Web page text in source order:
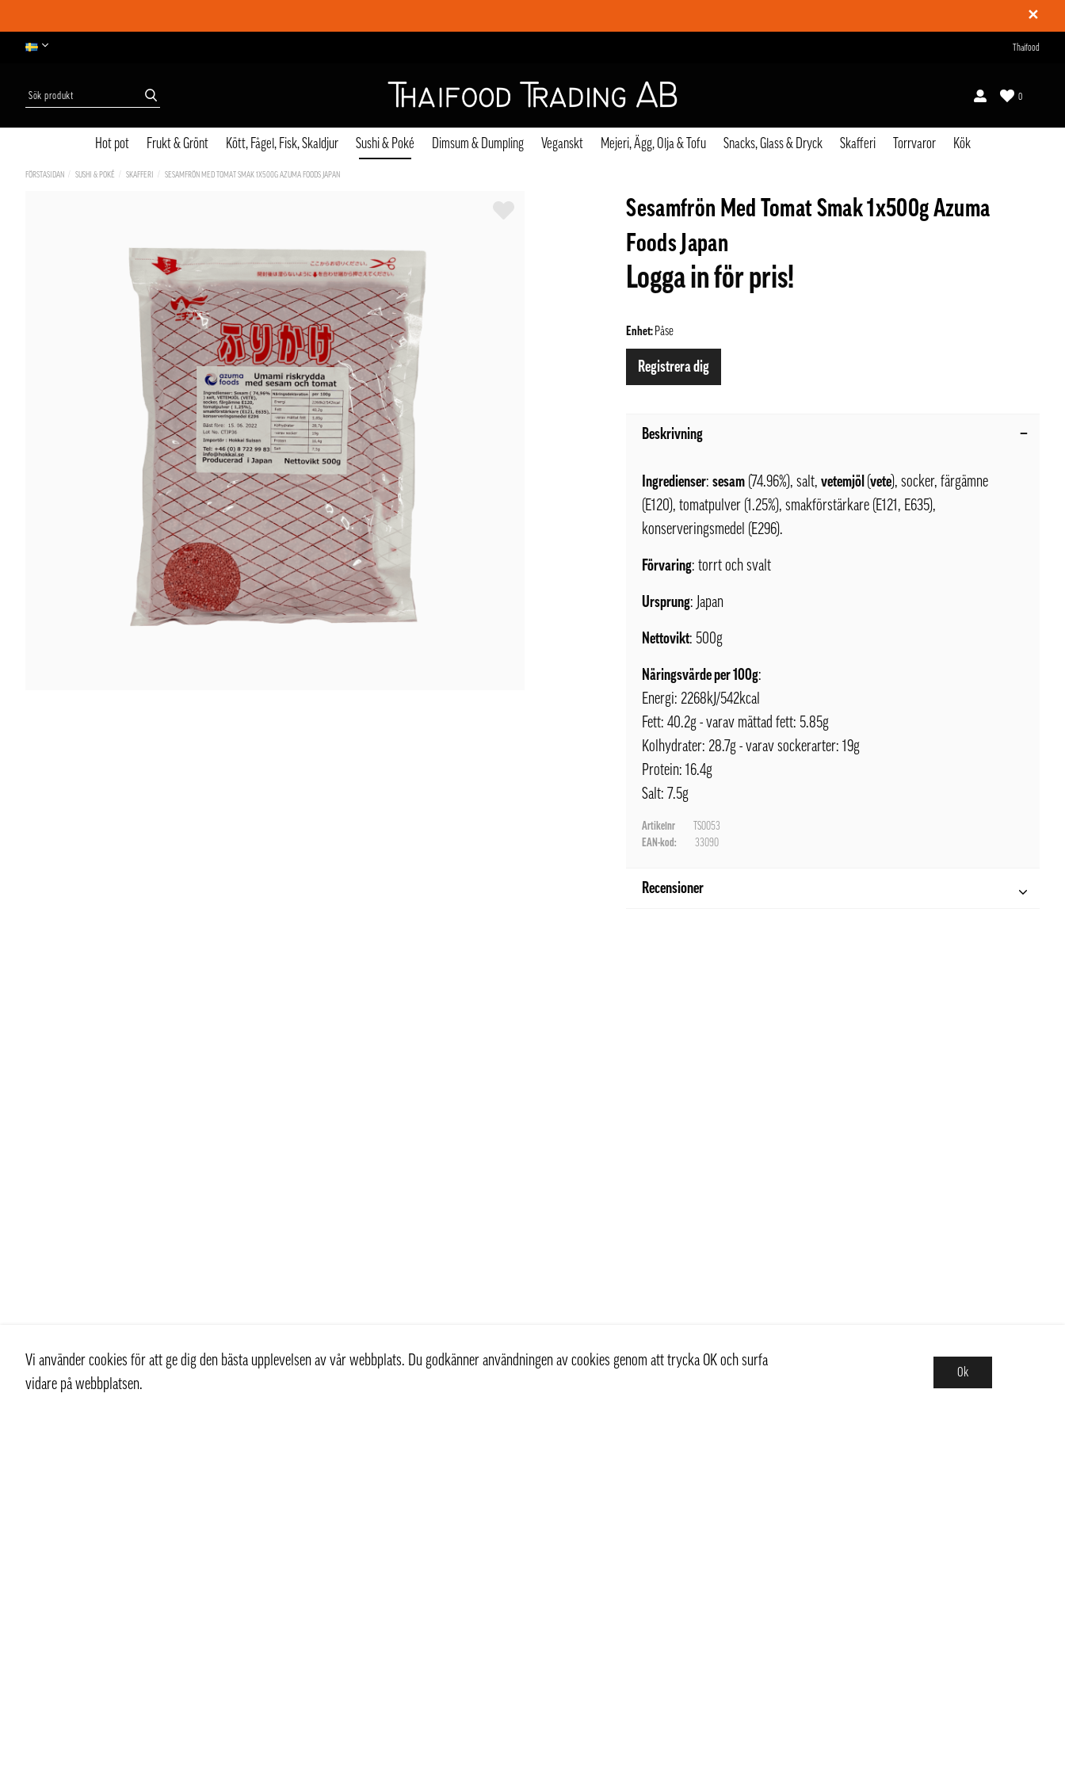
✕
Thaifood
0
Hot pot Frukt & Grönt Kött, Fågel, Fisk, Skaldjur Sushi & Poké Dimsum & Dumpling Veganskt Mejeri, Ägg, Olja & Tofu Snacks, Glass & Dryck Skafferi Torrvaror Kök
FÖRSTASIDAN SUSHI & POKÉ SKAFFERI SESAMFRÖN MED TOMAT SMAK 1X500G AZUMA FOODS JAPAN
Sesamfrön Med Tomat Smak 1x500g Azuma
Foods Japan
Logga in för pris!
Enhet: Påse
Registrera dig
Beskrivning
Ingredienser:sesam (74.96%), salt,vetemjöl (vete), socker, färgämne
(E120), tomatpulver (1.25%), smakförstärkare (E121, E635),
konserveringsmedel (E296).
Förvaring: torrt och svalt
Ursprung: Japan
Nettovikt: 500g
Näringsvärde per 100g:
Energi: 2268kJ/542kcal
Fett: 40.2g - varav mättad fett: 5.85g
Kolhydrater: 28.7g - varav sockerarter: 19g
Protein: 16.4g
Salt: 7.5g
Artikelnr
TS0053
EAN-kod:
33090
Recensioner
Vi använder cookies för att ge dig den bästa upplevelsen av vår webbplats. Du godkänner användningen av cookies genom att trycka OK och surfa
vidare på webbplatsen.
Ok